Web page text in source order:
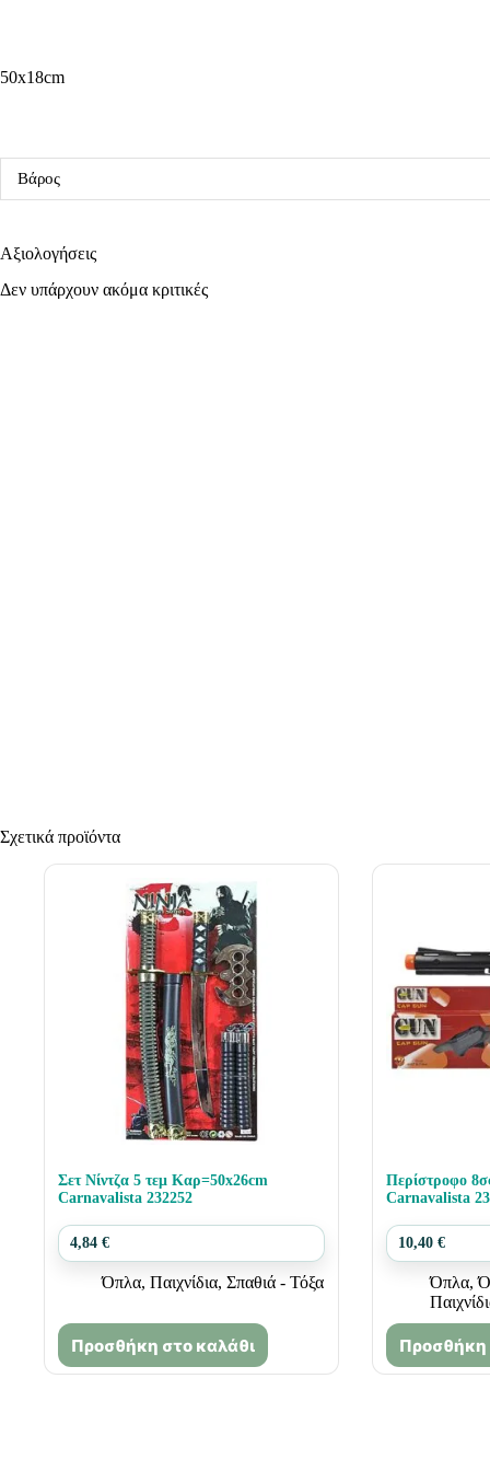
50x18cm
Βάρος
Αξιολογήσεις
Δεν υπάρχουν ακόμα κριτικές
Σχετικά προϊόντα
Σετ Νίντζα 5 τεμ Καρ=50x26cm
Carnavalista 232252
4,84 €
Όπλα, Παιχνίδια, Σπαθιά - Τόξα
Προσθήκη στο καλάθι
Περίστροφο
Carnavalista
10,40 €
Όπλα,
Προσθήκη